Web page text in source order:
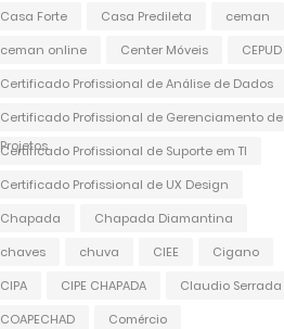
Casa Forte
Casa Predileta
ceman
ceman online
Center Móveis
CEPUD
Certificado Profissional de Análise de Dados
Certificado Profissional de Gerenciamento de
Projetos
Certificado Profissional de Suporte em TI
Certificado Profissional de UX Design
Chapada
Chapada Diamantina
chaves
chuva CIEE
Cigano
CIPA
CIPE CHAPADA
Claudio Serrada
COAPECHAD
Comércio